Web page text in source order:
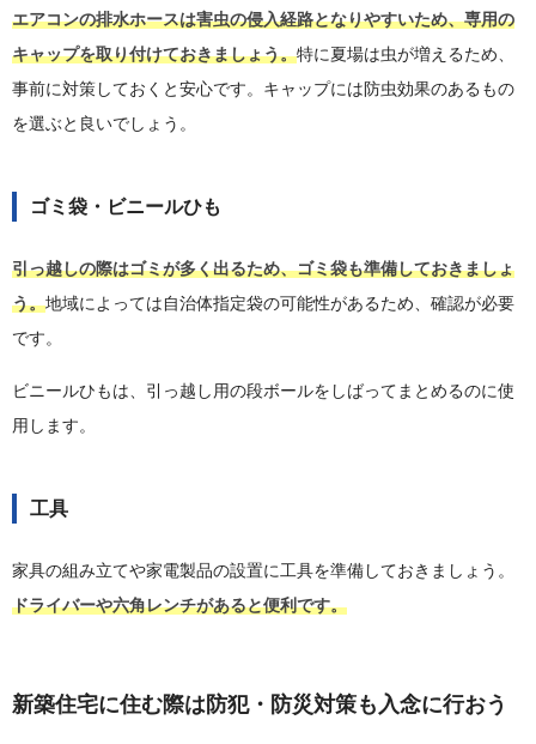
エアコンの排水ホースは害虫の侵入経路となりやすいため、専用の
キャップを取り付けておきましょう。特に夏場は虫が増えるため、
事前に対策しておくと安心です。キャップには防虫効果のあるもの
を選ぶと良いでしょう。
ゴミ袋・ビニールひも
引っ越しの際はゴミが多く出るため、ゴミ袋も準備しておきましょ
う。地域によっては自治体指定袋の可能性があるため、確認が必要
です。
ビニールひもは、引っ越し用の段ボールをしばってまとめるのに使
用します。
工具
家具の組み立てや家電製品の設置に工具を準備しておきましょう。
ドライバーや六角レンチがあると便利です。
新築住宅に住む際は防犯・防災対策も入念に行おう